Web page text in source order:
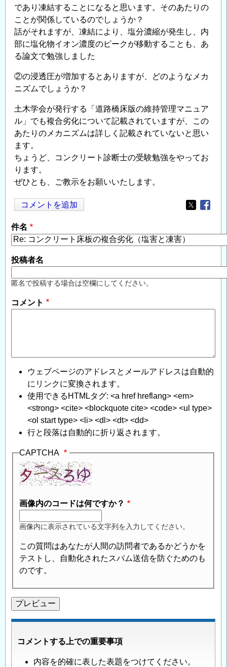
であり凍結することになると思います。そのあたりの
ことが関係しているのでしょうか？
話がそれますが、凍結により、塩分濃縮が発生し、内
部に塩化物イオン濃度のピークが移動することも、あ
る論文で勉強しました
②の浸透圧が増加するとありますが、どのようなメカ
ニズムでしょうか？
土木学会が発行する「道路橋床版の維持管理マニュア
ル」でも複合劣化について記載されていますが、この
あたりのメカニズムは詳しく記載されていないと思い
ます。
ちょうど、コンクリート診断士の受験勉強をやってお
ります。
ぜひとも、ご教示をお願いいたします。
コメントを追加
Opens in
件名
投稿者名
匿名で投稿する場合は空欄にしてください。
コメント
ウェブページのアドレスとメールアドレスは自動的
にリンクに変換されます。
使用できるHTMLタグ: <a href hreflang> <em>
<strong> <cite> <blockquote cite> <code> <ul type>
<ol start type> <li> <dl> <dt> <dd>
行と段落は自動的に折り返されます。
CAPTCHA
画像内のコードは何ですか？
画像内に表示されている文字列を入力してください。
この質問はあなたが人間の訪問者であるかどうかを
テストし、自動化されたスパム送信を防ぐためのも
のです。
コメントする上での重要事項
内容を的確に表した表題をつけてください。